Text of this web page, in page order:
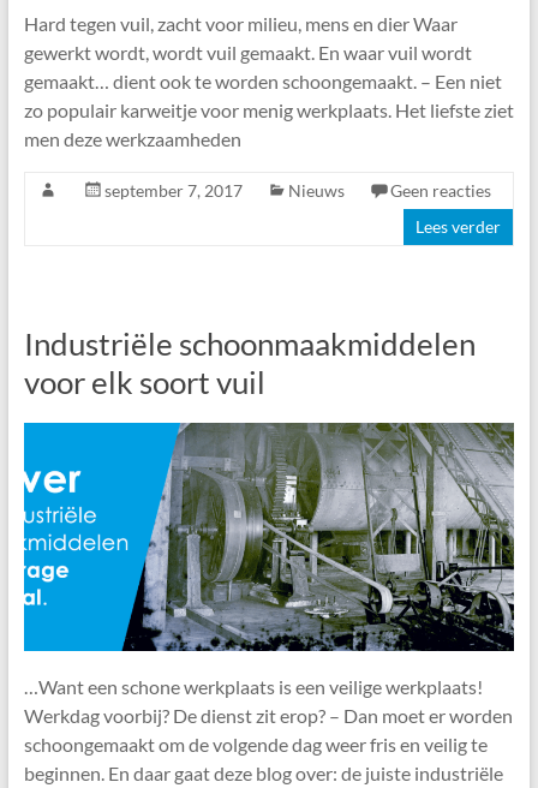
Hard tegen vuil, zacht voor milieu, mens en dier Waar
gewerkt wordt, wordt vuil gemaakt. En waar vuil wordt
gemaakt… dient ook te worden schoongemaakt. – Een niet
zo populair karweitje voor menig werkplaats. Het liefste ziet
men deze werkzaamheden
september 7, 2017 Nieuws
Geen reacties
Lees verder
Industriële schoonmaakmiddelen
voor elk soort vuil
…Want een schone werkplaats is een veilige werkplaats!
Werkdag voorbij? De dienst zit erop? – Dan moet er worden
schoongemaakt om de volgende dag weer fris en veilig te
beginnen. En daar gaat deze blog over: de juiste industriële